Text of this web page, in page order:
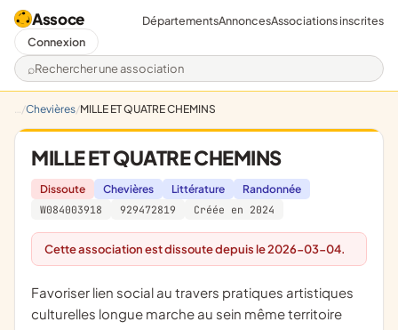
Assoce
Rechercher une association
DépartementsAnnoncesAssociations inscrites
Connexion
Chevières MILLE ET QUATRE CHEMINS
MILLE ET QUATRE CHEMINS
Dissoute Chevières Littérature
Randonnée
W084003918
929472819 Créée en 2024
Cette association est dissoute depuis le 2026-03-04.
favoriser lien social au travers pratiques artistiques
culturelles longue marche au sein même territoire